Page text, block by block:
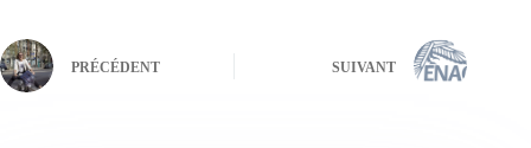
PRÉCÉDENT SUIVANT